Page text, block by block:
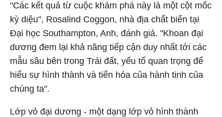
"Các kết quả từ cuộc khám phá này là một cột mốc
kỳ diệu", Rosalind Coggon, nhà địa chất biển tại
Đại học Southampton, Anh, đánh giá. "Khoan đại
dương đem lại khả năng tiếp cận duy nhất tới các
mẫu sâu bên trong Trái đất, yếu tố quan trọng để
hiểu sự hình thành và tiến hóa của hành tinh của
chúng ta".
Lớp vỏ đại dương - một dạng lớp vỏ hình thành